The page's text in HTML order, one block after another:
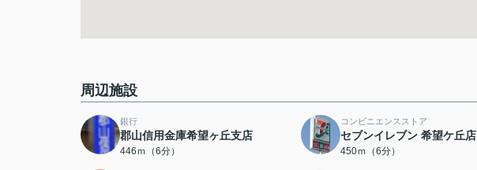
周辺施設
銀行
郡山信用金庫希望ヶ丘支店
446ｍ（6分）
コンビニエンスストア
セブンイレブン 希望ケ丘店
450ｍ（6分）